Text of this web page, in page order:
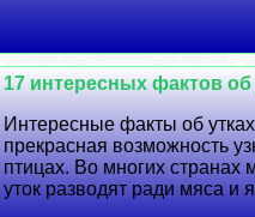
17 интересных фактов об
Интересные факты об
прекрасная возможность
птицах. Во многих
уток разводят ради мяса и